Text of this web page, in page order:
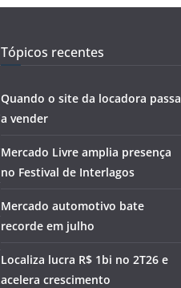
Tópicos recentes
Quando o site da locadora passa
a vender
Mercado Livre amplia presença
no Festival de Interlagos
Mercado automotivo bate
recorde em julho
Localiza lucra R$ 1bi no 2T26 e
acelera crescimento